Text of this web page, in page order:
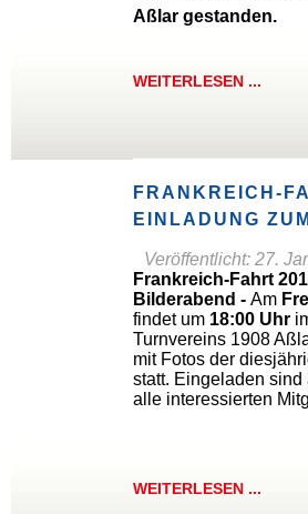
Aßlar gestanden.
WEITERLESEN ...
FRANKREICH-
EINLADUNG
Veröffentlicht: 27.
Frankreich-Fahrt
Bilderabend - Am
findet um 18:00 Uhr
Turnvereins 1908
mit Fotos der
statt. Eingeladen
alle interessierten
WEITERLESEN ...